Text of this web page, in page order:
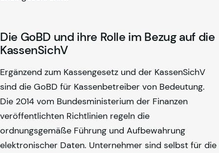
Die GoBD und ihre Rolle im Bezug auf die
KassenSichV
Ergänzend zum Kassengesetz und der KassenSichV
sind die GoBD für Kassenbetreiber von Bedeutung.
Die 2014 vom Bundesministerium der Finanzen
veröffentlichten Richtlinien regeln die
ordnungsgemäße Führung und Aufbewahrung
elektronischer Daten. Unternehmer sind selbst für die